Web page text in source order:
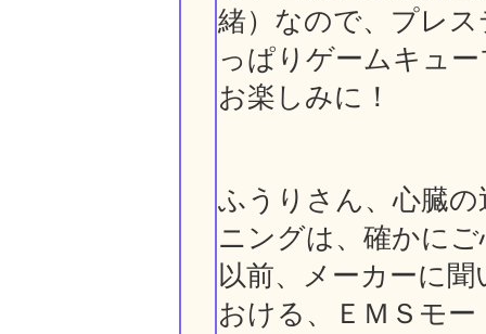
緒）なので、プレ
っぱりゲームキュ
お楽しみに！
ふうりさん、心臓
ニングは、確かに
以前、メーカーに
おける、ＥＭＳモ